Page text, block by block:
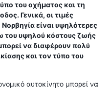
του οχήματος και τη
Γενικά, οι τιμές
είναι υψηλότερες
του υψηλού κόστους ζωής
να διαφέρουν πολύ
και τον τύπο του
αυτοκίνητο μπορεί να